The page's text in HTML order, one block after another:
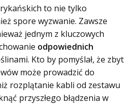
to nie tylko
spore wyzwanie. Zawsze
jednym z kluczowych
odpowiednich
Kto by pomyślał, że zbyt
może prowadzić do
rozplątanie kabli od zestawu
przyszłego błądzenia w